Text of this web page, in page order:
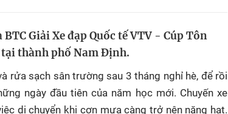
Giải Xe đạp Quốc tế VTV - Cúp Tôn
tại thành phố Nam Định.
rửa sạch sân trường sau 3 tháng nghỉ hè, để rồi
ngày đầu tiên của năm học mới. Chuyến xe
di chuyển khi cơn mưa càng trở nên nặng hạt.